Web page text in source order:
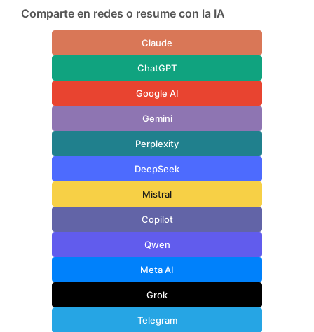
Comparte en redes o resume con la IA
Claude
ChatGPT
Google AI
Gemini
Perplexity
DeepSeek
Mistral
Copilot
Qwen
Meta AI
Grok
Telegram